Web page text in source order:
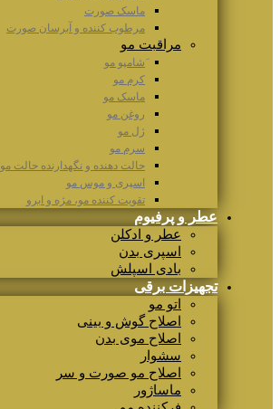
ماسک صورت
مرطوب کننده و آبرسان صورت
مراقبت مو
َشامپو مو
کرم مو
ماسک مو
روغن مو
ژل مو
سرم مو
حالت دهنده و نگهدارنده حالت مو
اسپری و موس مو
تقویت کننده مو، مژه و ابرو
عطر و پرفیوم
عطر و ادکلن
اسپری بدن
بادی اسپلش
تجهیزات برقی
اتو مو
اصلاح گوش و بینی
اصلاح موی بدن
سشوار
اصلاح مو صورت و سر
ماساژور